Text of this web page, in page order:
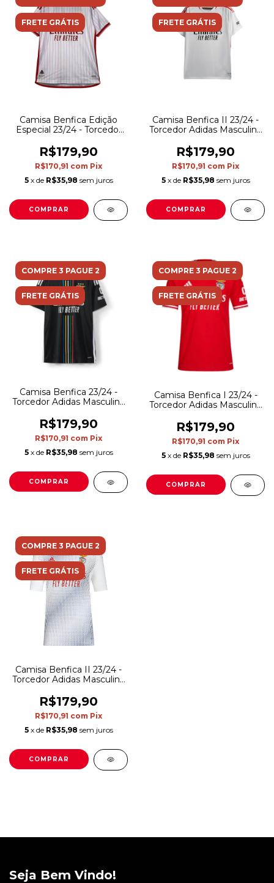
FRETE GRÁTIS
Camisa Benfica Edição
Especial 23/24 - Torcedor
com detalhes em
vermelho
R$179,90
R$170,91 com Pix
5 x de R$35,98 sem juros
COMPRAR
FRETE GRÁTIS
Camisa Benfica II 23/24 -
Torcedor Adidas Masculina
vermelho e preto
R$179,90
R$170,91 com Pix
5 x de R$35,98 sem juros
COMPRAR
COMPRE 3 PAGUE 2
FRETE GRÁTIS
Camisa Benfica 23/24 -
Torcedor Adidas Masculina
R$179,90
R$170,91 com Pix
5 x de R$35,98 sem juros
COMPRAR
COMPRE 3 PAGUE 2
FRETE GRÁTIS
Camisa Benfica I 23/24 -
Torcedor Adidas Masculina
R$179,90
R$170,91 com Pix
5 x de R$35,98 sem juros
COMPRAR
COMPRE 3 PAGUE 2
FRETE GRÁTIS
Camisa Benfica II 23/24 -
Torcedor Adidas Masculina
vermelho e azul
R$179,90
R$170,91 com Pix
5 x de R$35,98 sem juros
COMPRAR
Seja Bem Vindo!